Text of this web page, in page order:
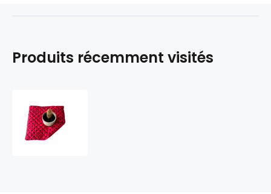
Produits récemment visités